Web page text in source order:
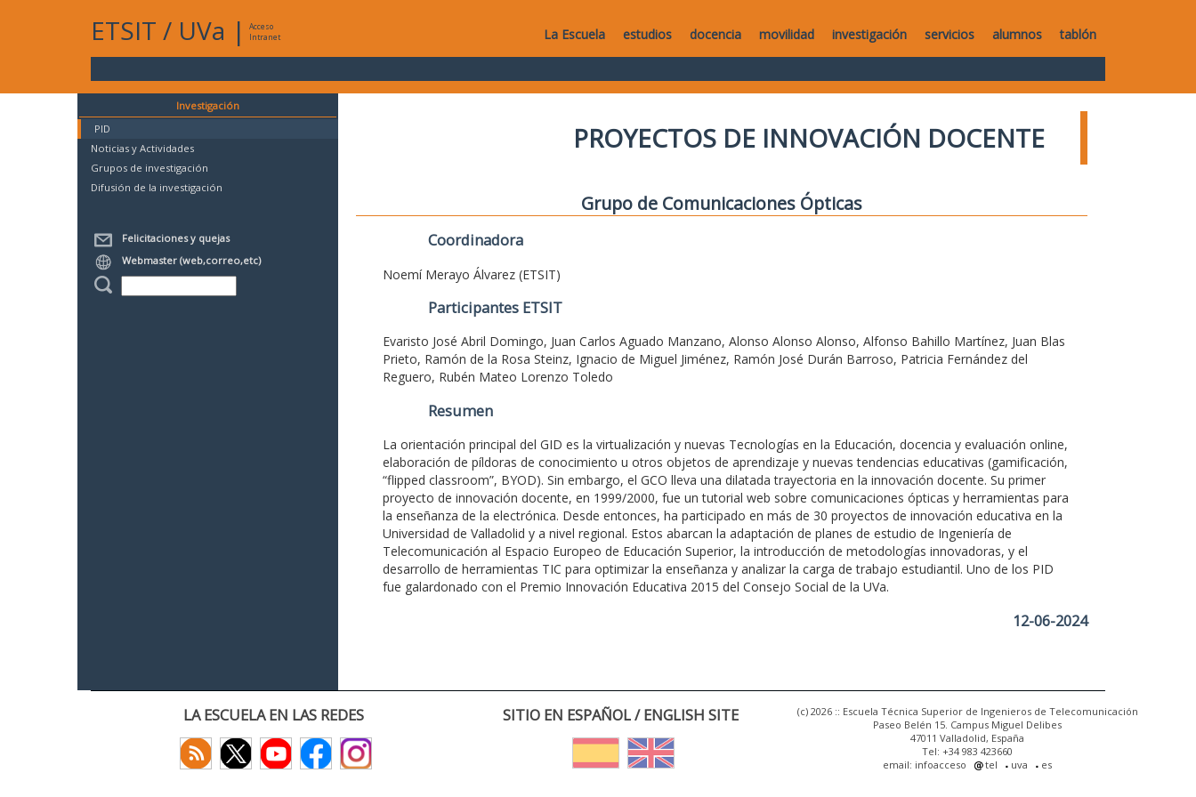
ETSIT / UVa |
Acceso
Intranet
La Escuela estudios docencia movilidad investigación servicios alumnos tablón
Investigación
PID
Noticias y Actividades
Grupos de investigación
Difusión de la investigación
Felicitaciones y quejas
Webmaster (web,correo,etc)
PROYECTOS DE INNOVACIÓN DOCENTE
Grupo de Comunicaciones Ópticas
Coordinadora
Noemí Merayo Álvarez (ETSIT)
Participantes ETSIT
Evaristo José Abril Domingo, Juan Carlos Aguado Manzano, Alonso Alonso Alonso, Alfonso Bahillo Martínez, Juan Blas
Prieto, Ramón de la Rosa Steinz, Ignacio de Miguel Jiménez, Ramón José Durán Barroso, Patricia Fernández del
Reguero, Rubén Mateo Lorenzo Toledo
Resumen
La orientación principal del GID es la virtualización y nuevas Tecnologías en la Educación, docencia y evaluación online,
elaboración de píldoras de conocimiento u otros objetos de aprendizaje y nuevas tendencias educativas (gamificación,
“flipped classroom”, BYOD). Sin embargo, el GCO lleva una dilatada trayectoria en la innovación docente. Su primer
proyecto de innovación docente, en 1999/2000, fue un tutorial web sobre comunicaciones ópticas y herramientas para
la enseñanza de la electrónica. Desde entonces, ha participado en más de 30 proyectos de innovación educativa en la
Universidad de Valladolid y a nivel regional. Estos abarcan la adaptación de planes de estudio de Ingeniería de
Telecomunicación al Espacio Europeo de Educación Superior, la introducción de metodologías innovadoras, y el
desarrollo de herramientas TIC para optimizar la enseñanza y analizar la carga de trabajo estudiantil. Uno de los PID
fue galardonado con el Premio Innovación Educativa 2015 del Consejo Social de la UVa.
12-06-2024
LA ESCUELA EN LAS REDES SITIO EN ESPAÑOL / ENGLISH SITE
(c) 2026 :: Escuela Técnica Superior de Ingenieros de Telecomunicación
Paseo Belén 15. Campus Miguel Delibes
47011 Valladolid, España
Tel: +34 983 423660
email: infoacceso
tel uva es